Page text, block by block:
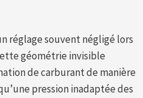
réglage souvent négligé lors
géométrie invisible
de carburant de manière
pression inadaptée des